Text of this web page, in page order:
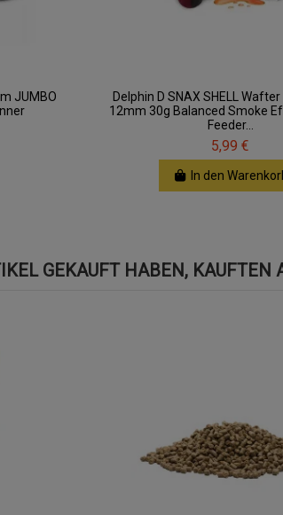
JUMBO
Delphin D SNAX SHELL
12mm 30g Balanced Smoke
Feeder...
5,99 €
In den
GEKAUFT HABEN, KAUFTEN